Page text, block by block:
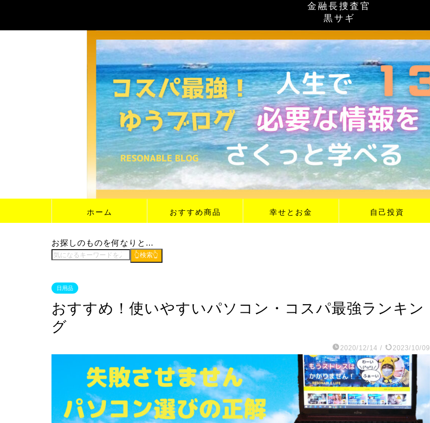
金融長捜査官
黒サギ
ホーム おすすめ商品 幸せとお金 自己投資
お探しのものを何なりと...
👆検索👆
日用品
おすすめ！使いやすいパソコン・コスパ最強ランキン
グ
2020/12/14 / 2023/10/09